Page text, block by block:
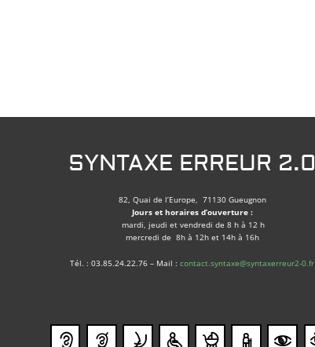
SYNTAXE ERREUR 2.0
82, Quai de l’Europe, 71130 Gueugnon
Jours et horaires d’ouverture :
mardi, jeudi et vendredi de 8 h à 12 h
mercredi de 8h à 12h et 14h à 16h
Tél. : 03.85.24.22.76 – Mail :contact.syntaxe@syntaxerreur2-0.fr